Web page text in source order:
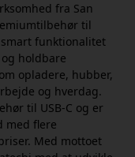
fra San
til
funktionalitet
holdbare
opladere, hubber,
og hverdag.
til USB-C og er
med flere
Med mottoet